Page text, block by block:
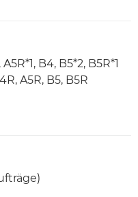
B4, B5*2, B5R*1
A5R, B5, B5R